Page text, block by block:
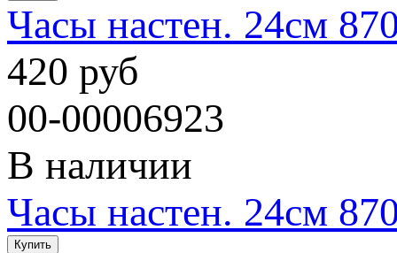
Часы настен. 24см
420 руб
00-00006923
В наличии
Часы настен. 24см